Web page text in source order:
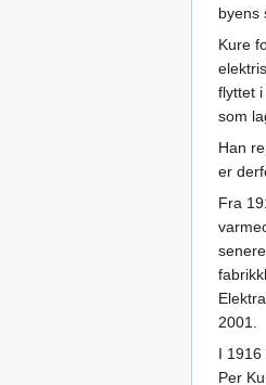
byens
Kure
flyttet
som
Han
er
Fra
2001.
I 1916
Per